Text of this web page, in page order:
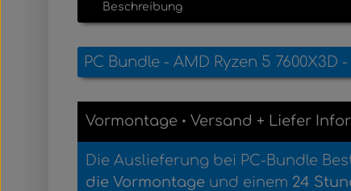
Beschreibung
PC Bundle - AMD Ryzen 5
Vormontage • Versand + Liefer
Die Auslieferung bei PC-Bundle
die Vormontage und einem 24